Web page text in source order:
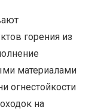
горения из
материалами
огнестойкости
на